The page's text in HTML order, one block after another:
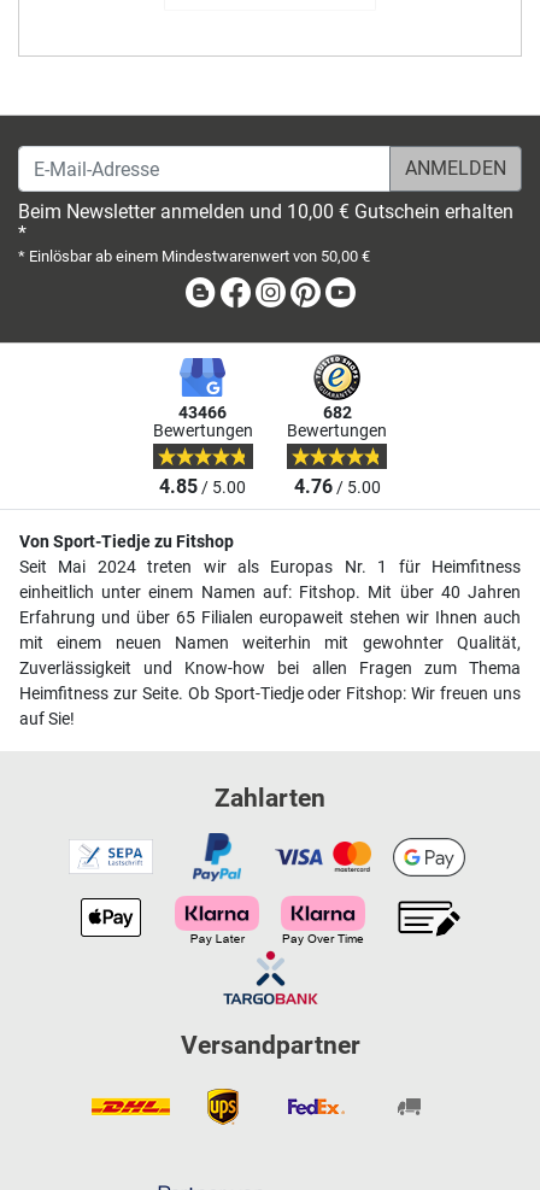
E-Mail-Adresse
Beim Newsletter anmelden und 10,00 € Gutschein erhalten
*
* Einlösbar ab einem Mindestwarenwert von 50,00 €
BlogFacebook
Instagram
Pinterest
43466
Bewertungen
4.85/ 5.00
682
Bewertungen
4.76/ 5.00
Von Sport-Tiedje zu Fitshop
Seit Mai 2024 treten wir als Europas Nr. 1 für Heimfitness
einheitlich unter einem Namen auf: Fitshop. Mit über 40 Jahren
Erfahrung und über 65 Filialen europaweit stehen wir Ihnen auch
mit einem neuen Namen weiterhin mit gewohnter Qualität,
Zuverlässigkeit und Know-how bei allen Fragen zum Thema
Heimfitness zur Seite. Ob Sport-Tiedje oder Fitshop: Wir freuen uns
auf Sie!
Zahlarten
Versandpartner